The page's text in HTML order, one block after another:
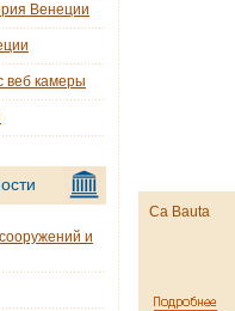
Ca Bauta
Венеции
веб камеры
и